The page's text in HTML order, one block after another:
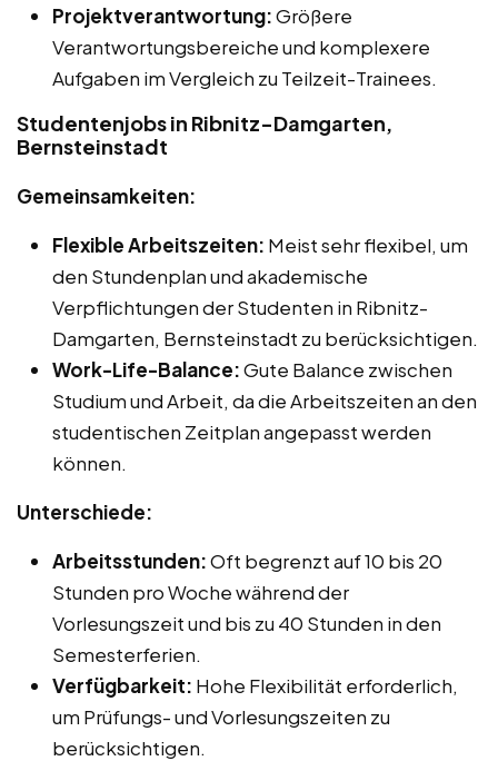
Projektverantwortung:Größere
Verantwortungsbereiche und komplexere
Aufgaben im Vergleich zu Teilzeit-Trainees.
Studentenjobs in Ribnitz-Damgarten,
Bernsteinstadt
Gemeinsamkeiten:
Flexible Arbeitszeiten: Meist sehr flexibel, um
den Stundenplan und akademische
Verpflichtungen der Studenten in Ribnitz-
Damgarten, Bernsteinstadt zu berücksichtigen.
Work-Life-Balance:Gute Balance zwischen
Studium und Arbeit, da die Arbeitszeiten an den
studentischen Zeitplan angepasst werden
können.
Unterschiede:
Arbeitsstunden:Oft begrenzt auf 10 bis 20
Stunden pro Woche während der
Vorlesungszeit und bis zu 40 Stunden in den
Semesterferien.
Verfügbarkeit: Hohe Flexibilität erforderlich,
um Prüfungs- und Vorlesungszeiten zu
berücksichtigen.